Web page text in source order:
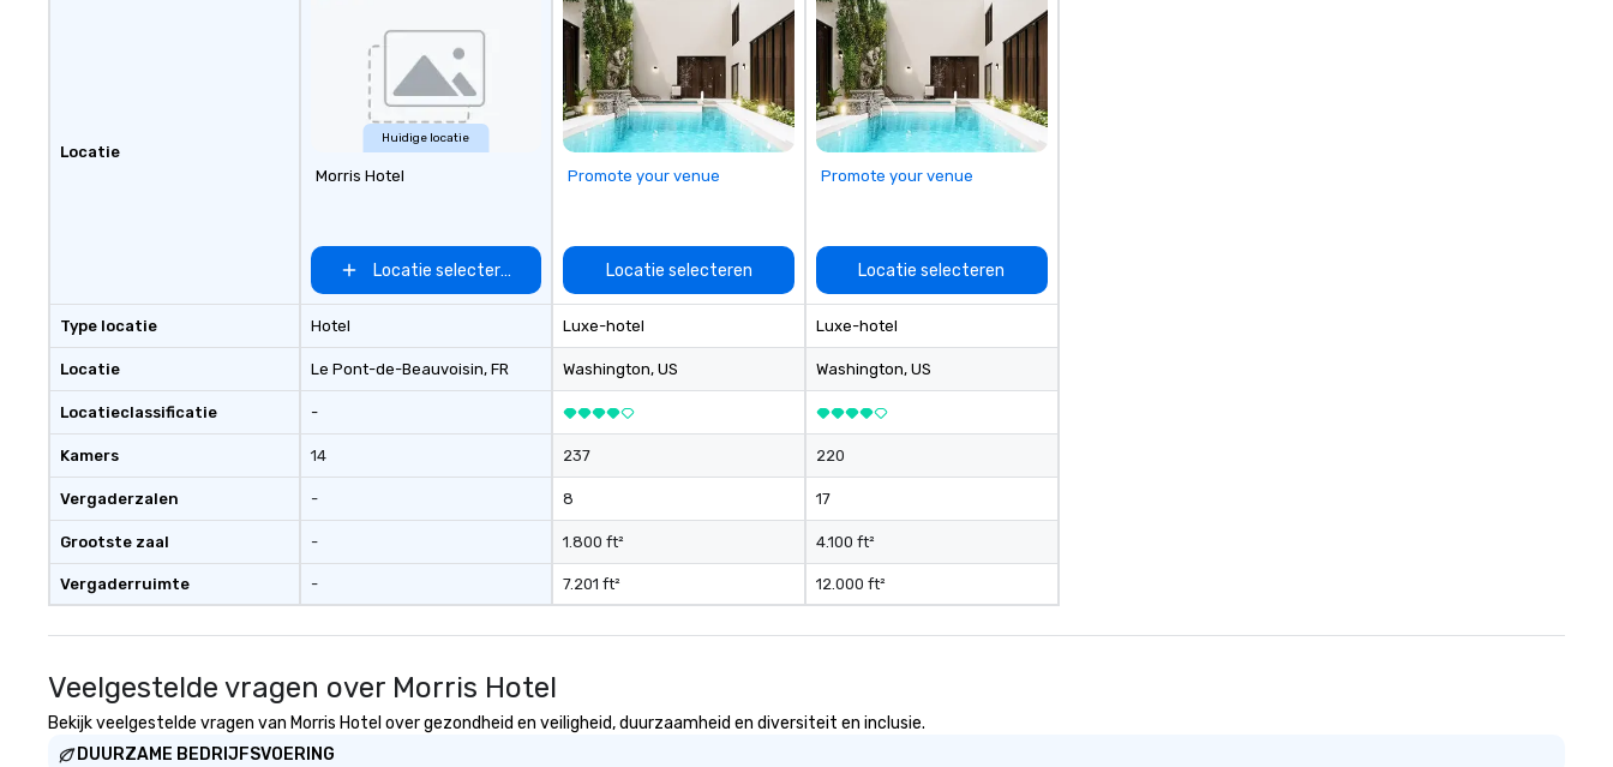
Locatie
Type locatie
Locatie
Locatieclassificatie
Kamers
Vergaderzalen
Grootste zaal
Vergaderruimte
Huidige locatie
Morris Hotel
Locatie selecteren
Hotel
Le Pont-de-Beauvoisin, FR
-
14
-
-
-
Promote your venue
Locatie selecteren
Luxe-hotel
Washington, US
237
8
1.800 ft²
7.201 ft²
Promote your venue
Locatie selecteren
Luxe-hotel
Washington, US
220
17
4.100 ft²
12.000 ft²
Veelgestelde vragen over Morris Hotel
Bekijk veelgestelde vragen van Morris Hotel over gezondheid en veiligheid, duurzaamheid en diversiteit en inclusie.
DUURZAME BEDRIJFSVOERING